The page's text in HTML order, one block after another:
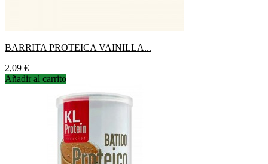
BARRITA PROTEICA VAINILLA...
Precio
2,09 €
Añadir al carrito